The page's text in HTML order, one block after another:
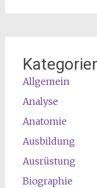
Allgemein
Analyse
Anatomie
Ausbildung
Ausrüstung
Biographie